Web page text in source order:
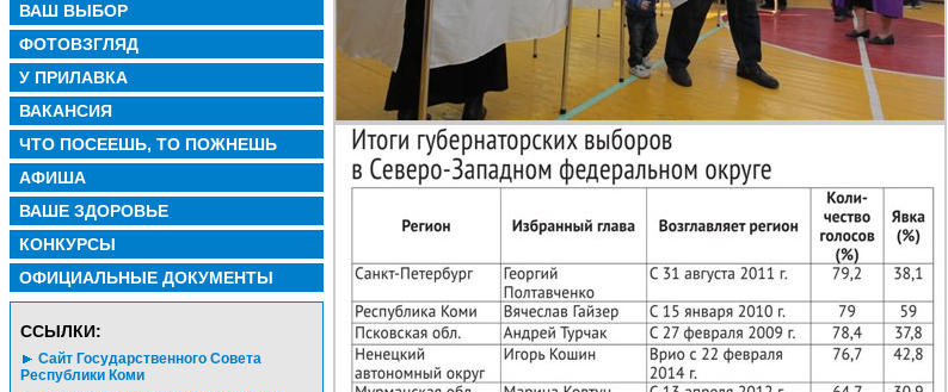
ВАШ ВЫБОР
ФОТОВЗГЛЯД
У ПРИЛАВКА
ВАКАНСИЯ
ЧТО ПОСЕЕШЬ, ТО ПОЖНЕШЬ
АФИША
ВАШЕ ЗДОРОВЬЕ
КОНКУРСЫ
ОФИЦИАЛЬНЫЕ ДОКУМЕНТЫ
CСЫЛКИ:
Сайт Государственного Совета
Республики Коми